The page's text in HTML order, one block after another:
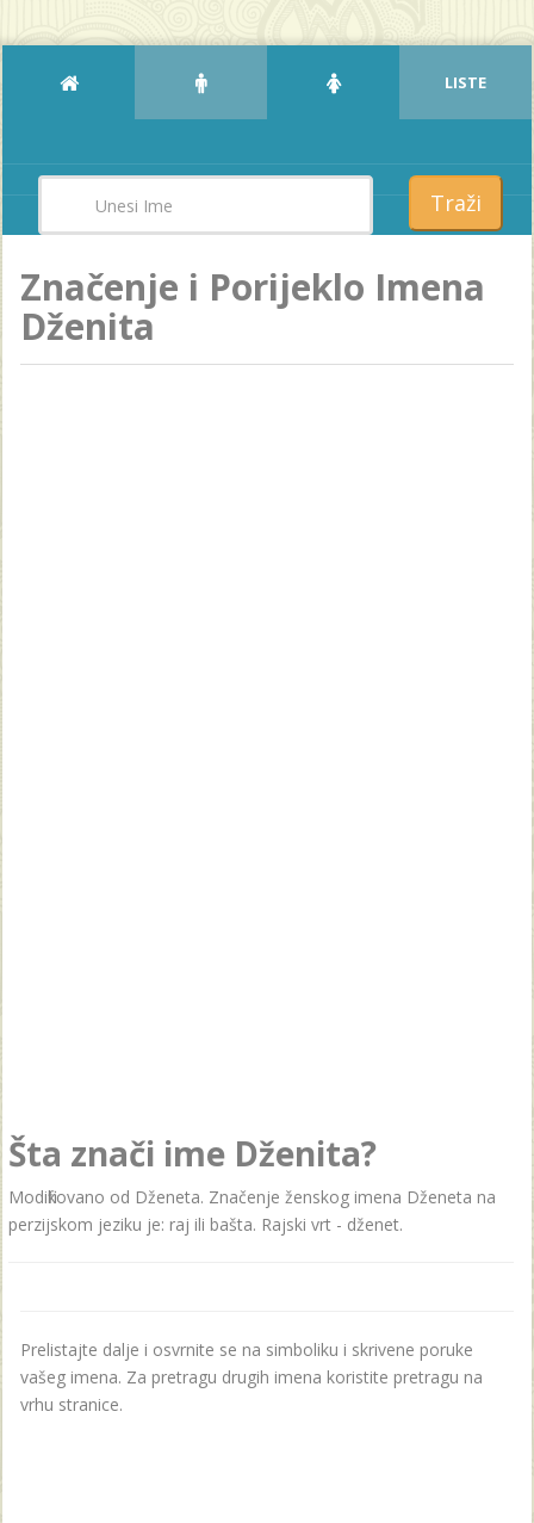
LISTE
Traži
Značenje i Porijeklo Imena
Dženita
Šta znači ime Dženita?
Modifikovano od Dženeta. Značenje ženskog imena Dženeta na
perzijskom jeziku je: raj ili bašta. Rajski vrt - dženet.
Prelistajte dalje i osvrnite se na simboliku i skrivene poruke
vašeg imena. Za pretragu drugih imena koristite pretragu na
vrhu stranice.